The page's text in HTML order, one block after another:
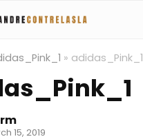
» adidas_Pink_1
15, 2019